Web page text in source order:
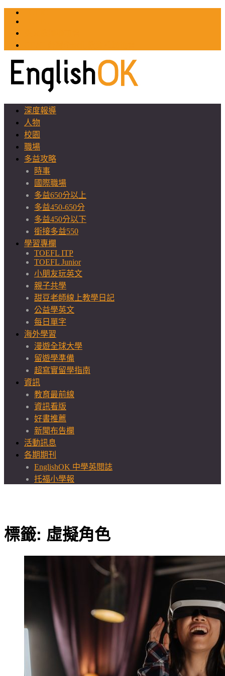
深度報導
人物
校園
職場
多益攻略
時事
國際職場
多益650分以上
多益450-650分
多益450分以下
銜接多益550
學習專欄
TOEFL ITP
TOEFL Junior
小朋友玩英文
親子共學
甜豆老師線上教學日記
公益學英文
每日單字
海外學習
漫遊全球大學
留遊學準備
超寫實留學指南
資訊
教育最前線
資訊看版
好書推薦
新聞布告欄
活動訊息
各期期刊
EnglishOK 中學英閱誌
托福小學報
標籤: 虛擬角色